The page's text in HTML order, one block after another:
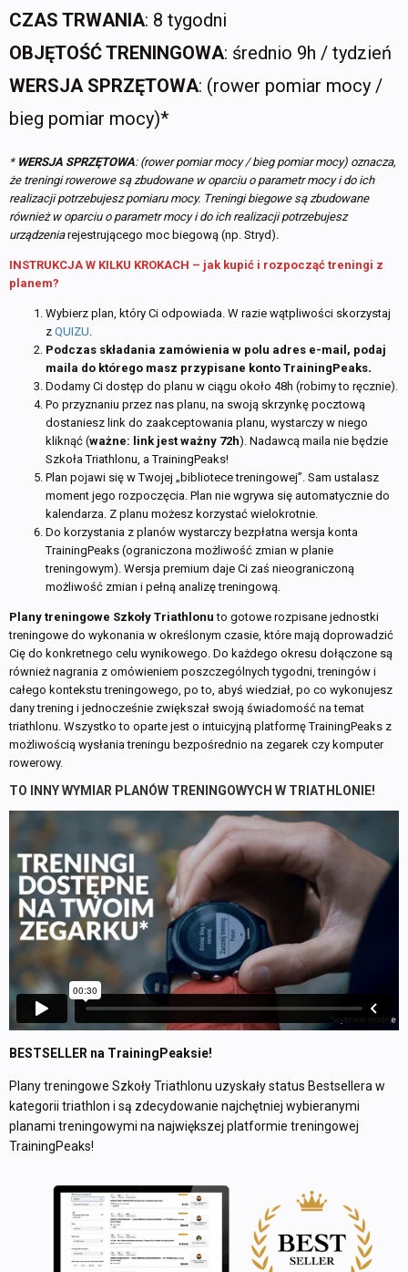
CZAS TRWANIA: 8 tygodni
OBJĘTOŚĆ TRENINGOWA: średnio 9h / tydzień
WERSJA SPRZĘTOWA: (rower pomiar mocy /
bieg pomiar mocy)*
* WERSJA SPRZĘTOWA: (rower pomiar mocy / bieg pomiar mocy) oznacza,
że treningi rowerowe są zbudowane w oparciu o parametr mocy i do ich
realizacji potrzebujesz pomiaru mocy. Treningi biegowe są zbudowane
również w oparciu o parametr mocy i do ich realizacji potrzebujesz
urządzeniarejestrującego moc biegową (np. Stryd).
INSTRUKCJA W KILKU KROKACH – jak kupić i rozpocząć treningi z
planem?
Wybierz plan, który Ci odpowiada. W razie wątpliwości skorzystaj
z QUIZU.
Podczas składania zamówienia w polu adres e-mail, podaj
maila do którego masz przypisane konto TrainingPeaks.
Dodamy Ci dostęp do planu w ciągu około 48h (robimy to ręcznie).
Po przyznaniu przez nas planu, na swoją skrzynkę pocztową
dostaniesz link do zaakceptowania planu, wystarczy w niego
kliknąć (ważne: link jest ważny 72h). Nadawcą maila nie będzie
Szkoła Triathlonu, a TrainingPeaks!
Plan pojawi się w Twojej „bibliotece treningowej”. Sam ustalasz
moment jego rozpoczęcia. Plan nie wgrywa się automatycznie do
kalendarza. Z planu możesz korzystać wielokrotnie.
Do korzystania z planów wystarczy bezpłatna wersja konta
TrainingPeaks (ograniczona możliwość zmian w planie
treningowym). Wersja premium daje Ci zaś nieograniczoną
możliwość zmian i pełną analizę treningową.
Plany treningowe Szkoły Triathlonu to gotowe rozpisane jednostki
treningowe do wykonania w określonym czasie, które mają doprowadzić
Cię do konkretnego celu wynikowego. Do każdego okresu dołączone są
również nagrania z omówieniem poszczególnych tygodni, treningów i
całego kontekstu treningowego, po to, abyś wiedział, po co wykonujesz
dany trening i jednocześnie zwiększał swoją świadomość na temat
triathlonu. Wszystko to oparte jest o intuicyjną platformę TrainingPeaks z
możliwością wysłania treningu bezpośrednio na zegarek czy komputer
rowerowy.
TO INNY WYMIAR PLANÓW TRENINGOWYCH W TRIATHLONIE!
BESTSELLER na TrainingPeaksie!
Plany treningowe Szkoły Triathlonu uzyskały status Bestsellera w
kategorii triathlon i są zdecydowanie najchętniej wybieranymi
planami treningowymi na największej platformie treningowej
TrainingPeaks!